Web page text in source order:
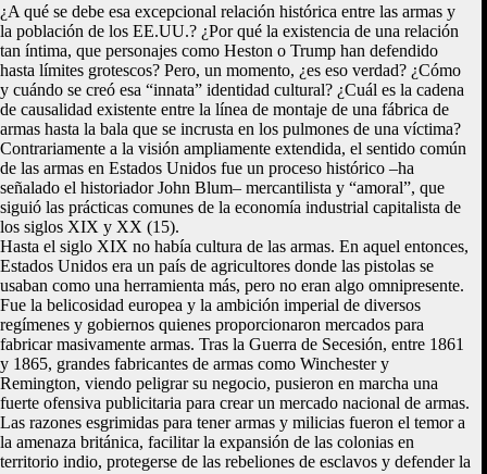
¿A qué se debe esa excepcional relación histórica entre las armas y
la población de los EE.UU.? ¿Por qué la existencia de una relación
tan íntima, que personajes como Heston o Trump han defendido
hasta límites grotescos? Pero, un momento, ¿es eso verdad? ¿Cómo
y cuándo se creó esa “innata” identidad cultural? ¿Cuál es la cadena
de causalidad existente entre la línea de montaje de una fábrica de
armas hasta la bala que se incrusta en los pulmones de una víctima?
Contrariamente a la visión ampliamente extendida, el sentido común
de las armas en Estados Unidos fue un proceso histórico –ha
señalado el historiador John Blum– mercantilista y “amoral”, que
siguió las prácticas comunes de la economía industrial capitalista de
los siglos XIX y XX (15).
Hasta el siglo XIX no había cultura de las armas. En aquel entonces,
Estados Unidos era un país de agricultores donde las pistolas se
usaban como una herramienta más, pero no eran algo omnipresente.
Fue la belicosidad europea y la ambición imperial de diversos
regímenes y gobiernos quienes proporcionaron mercados para
fabricar masivamente armas. Tras la Guerra de Secesión, entre 1861
y 1865, grandes fabricantes de armas como Winchester y
Remington, viendo peligrar su negocio, pusieron en marcha una
fuerte ofensiva publicitaria para crear un mercado nacional de armas.
Las razones esgrimidas para tener armas y milicias fueron el temor a
la amenaza británica, facilitar la expansión de las colonias en
territorio indio, protegerse de las rebeliones de esclavos y defender la